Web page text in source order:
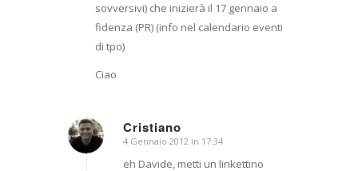
sovversivi) che inizierà il 17 gennaio a
fidenza (PR) (info nel calendario eventi
di tpo)
Ciao
Cristiano
dice:
4 Gennaio 2012 in 17:34
eh Davide, metti un linkettino